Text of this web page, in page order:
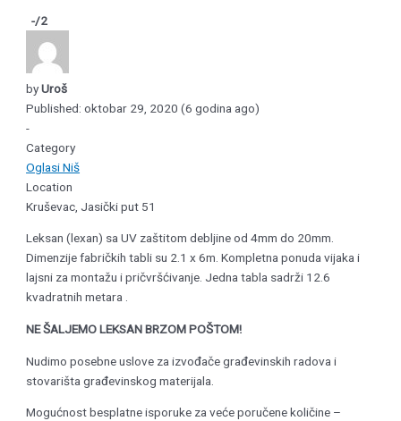
-/2
byUroš
Published: oktobar 29, 2020 (6 godina ago)
-
Category
Oglasi Niš
Location
Kruševac, Jasički put 51
Leksan (lexan) sa UV zaštitom debljine od 4mm do 20mm.
Dimenzije fabričkih tabli su 2.1 x 6m. Kompletna ponuda vijaka i
lajsni za montažu i pričvršćivanje. Jedna tabla sadrži 12.6
kvadratnih metara .
NE ŠALJEMO LEKSAN BRZOM POŠTOM!
Nudimo posebne uslove za izvođače građevinskih radova i
stovarišta građevinskog materijala.
Mogućnost besplatne isporuke za veće poručene količine –